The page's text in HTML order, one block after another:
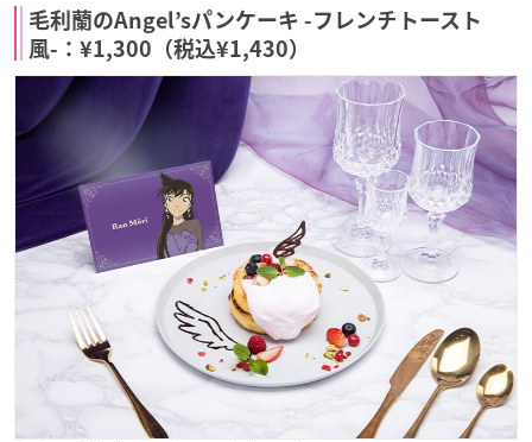
毛利蘭のAngel’sパンケーキ -フレンチトースト
風-：¥1,300（税込¥1,430）